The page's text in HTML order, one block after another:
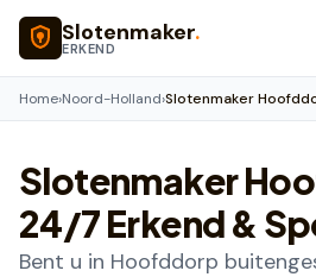
Naar hoofdinhoud
Slotenmaker.
ERKEND
Home›Noord-Holland›Slotenmaker
Slotenmaker
24/7 Erkend &
Bent u in Hoofddorp